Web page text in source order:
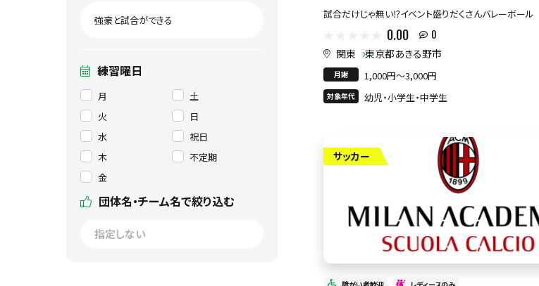
試合だけじゃ無い⁉️イベント盛りだくさんバレーボール
0.00 0
関東 東京都あきる野市
月謝 1,000円〜3,000円
対象年代 幼児・小学生・中学生
サッカー
強豪と試合ができる
練習曜日
月
土
火
日
水
祝日
木
不定期
金
団体名・チーム名で絞り込む